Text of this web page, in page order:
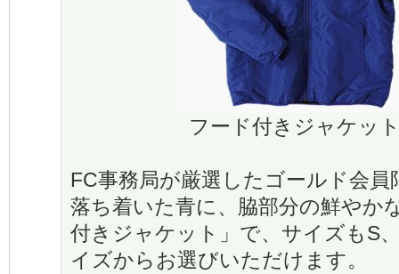
フード付きジャケッ
FC事務局が厳選したゴールド会
落ち着いた青に、脇部分の鮮やか
付きジャケット」で、サイズもS
イズからお選びいただけます。